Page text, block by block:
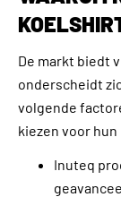
De markt biedt
onderscheidt
volgende
kiezen voor
Inuteq